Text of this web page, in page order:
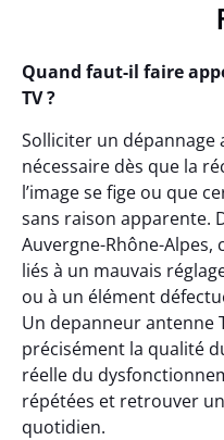
Quand faut-il faire
TV ?
Solliciter un dépannage
nécessaire dès que la
l’image se fige ou que
sans raison apparente.
Auvergne-Rhône-
liés à un mauvais
ou à un élément
Un depanneur antenne
précisément la qualité
réelle du
répétées et retrouver
quotidien.